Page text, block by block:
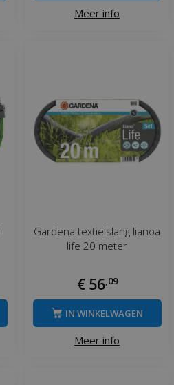
Meer info
Gardena textielslang lianoa
life 20 meter
€ 56 09
Meer info
IN WINKELWAGEN